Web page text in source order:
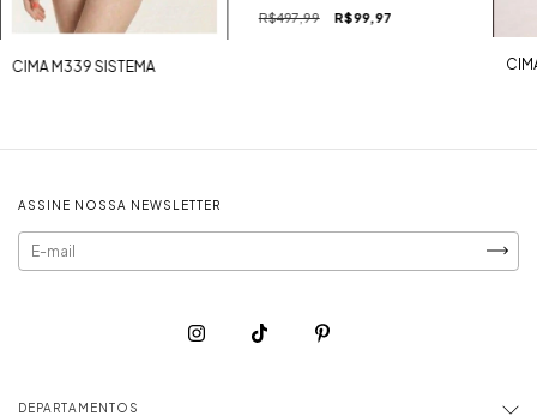
CIMA M339 SISTEMA
R$497,99 R$99,97
ASSINE NOSSA NEWSLETTER
DEPARTAMENTOS